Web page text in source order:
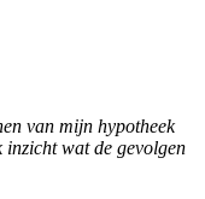
van mijn hypotheek
wat de gevolgen